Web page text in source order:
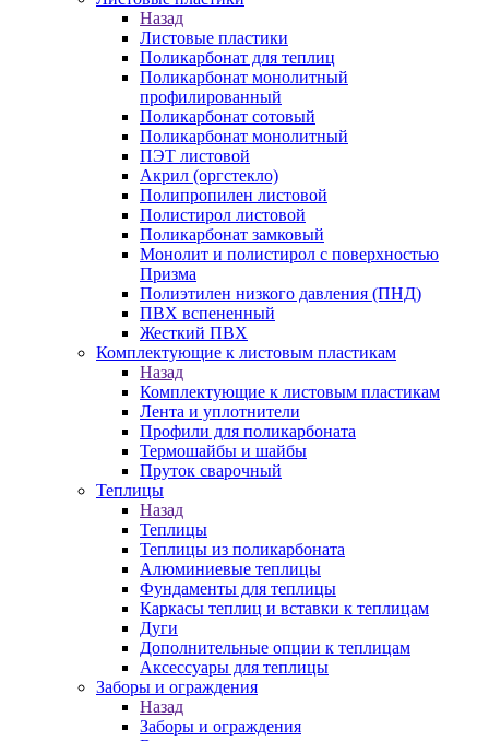
Назад
Листовые пластики
Поликарбонат для теплиц
Поликарбонат монолитный
профилированный
Поликарбонат сотовый
Поликарбонат монолитный
ПЭТ листовой
Акрил (оргстекло)
Полипропилен листовой
Полистирол листовой
Поликарбонат замковый
Монолит и полистирол с поверхностью
Призма
Полиэтилен низкого давления (ПНД)
ПВХ вспененный
Жесткий ПВХ
Комплектующие к листовым пластикам
Назад
Комплектующие к листовым пластикам
Лента и уплотнители
Профили для поликарбоната
Термошайбы и шайбы
Пруток сварочный
Теплицы
Назад
Теплицы
Теплицы из поликарбоната
Алюминиевые теплицы
Фундаменты для теплицы
Каркасы теплиц и вставки к теплицам
Дуги
Дополнительные опции к теплицам
Аксессуары для теплицы
Заборы и ограждения
Назад
Заборы и ограждения